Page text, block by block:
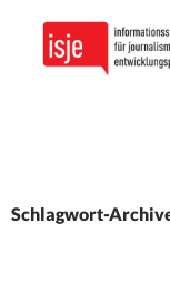
Schlagwort-